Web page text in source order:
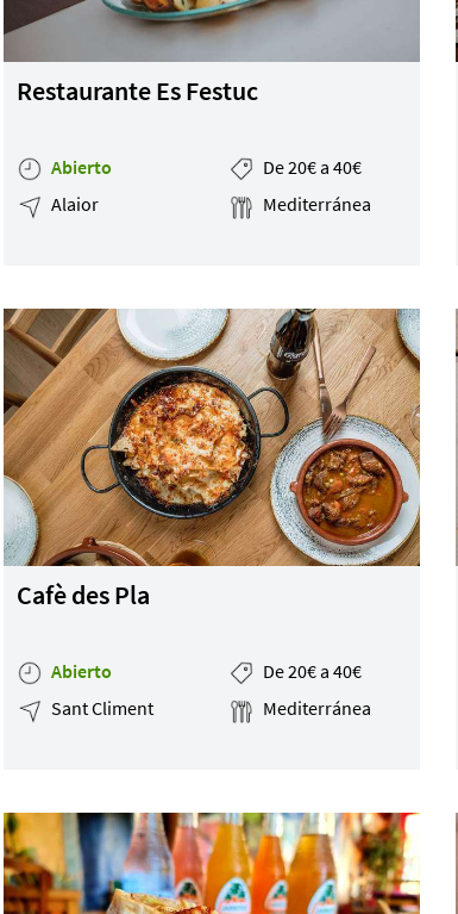
Restaurante Es Festuc
Abierto
De 20€ a 40€
Alaior
Mediterránea
Cafè des Pla
Abierto
De 20€ a 40€
Sant Climent
Mediterránea